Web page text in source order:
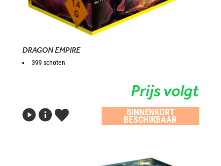
DRAGON EMPIRE
399 schoten
Prijs volgt
BINNENKORT
BESCHIKBAAR